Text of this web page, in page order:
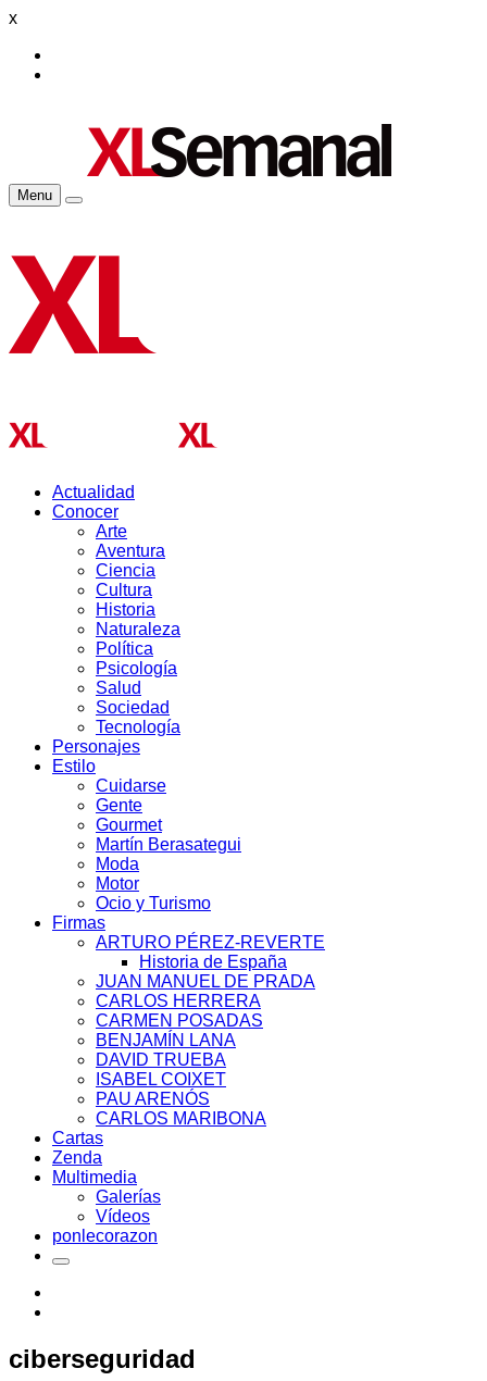
x
Menu
Actualidad
Conocer
Arte
Aventura
Ciencia
Cultura
Historia
Naturaleza
Política
Psicología
Salud
Sociedad
Tecnología
Personajes
Estilo
Cuidarse
Gente
Gourmet
Martín Berasategui
Moda
Motor
Ocio y Turismo
Firmas
ARTURO PÉREZ-REVERTE
Historia de España
JUAN MANUEL DE PRADA
CARLOS HERRERA
CARMEN POSADAS
BENJAMÍN LANA
DAVID TRUEBA
ISABEL COIXET
PAU ARENÓS
CARLOS MARIBONA
Cartas
Zenda
Multimedia
Galerías
Vídeos
ponlecorazon
ciberseguridad